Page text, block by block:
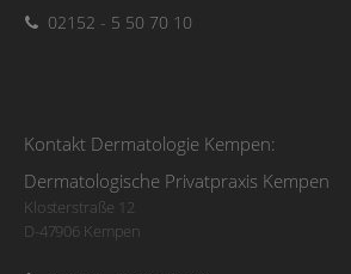
02152 - 5 50 70 10
Kontakt Dermatologie Kempen:
Dermatologische Privatpraxis Kempen
Klosterstraße 12
D-47906 Kempen